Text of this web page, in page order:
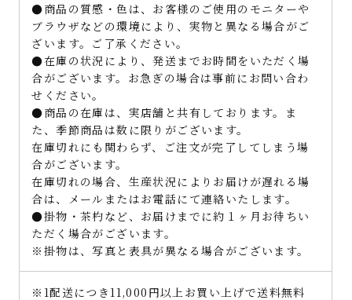
●商品の質感・色は、お客様のご使用のモニターや
ブラウザなどの環境により、実物と異なる場合がご
ざいます。ご了承ください。
●在庫の状況により、発送までお時間をいただく場
合がございます。お急ぎの場合は事前にお問い合わ
せください。
●商品の在庫は、実店舗と共有しております。ま
た、季節商品は数に限りがございます。
在庫切れにも関わらず、ご注文が完了してしまう場
合がございます。
在庫切れの場合、生産状況によりお届けが遅れる場
合は、メールまたはお電話にて連絡いたします。
●掛物・茶杓など、お届けまでに約１ヶ月お待ちい
ただく場合がございます。
※掛物は、写真と表具が異なる場合がございます。
※1配送につき11,000円以上お買い上げで送料無料